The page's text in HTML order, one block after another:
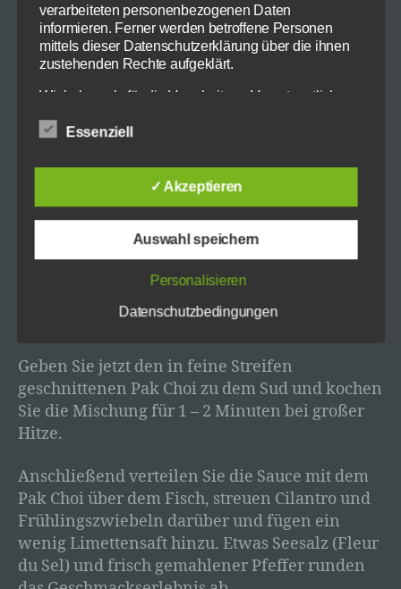
1 fein geschnittene Frühlingszwiebel
1 Limette
Nach ein paar Minuten fügen sie Kokosmilch,
Wenn der Zucker sich unter Rühren aufgelöst
hat, reduzieren Sie die Hitze und fügen dem
köchelnden Sud die Fischfilets hinzu.
Wenn der Fisch gar ist (nach 6-8 Minuten)
entnehmen Sie ihn und geben ihn in
vorgewärmte Teller.
Geben Sie jetzt den in feine Streifen
geschnittenen Pak Choi zu dem Sud und kochen
Sie die Mischung für 1 – 2 Minuten bei großer
Hitze.
Anschließend verteilen Sie die Sauce mit dem
Pak Choi über dem Fisch, streuen Cilantro und
Frühlingszwiebeln darüber und fügen ein
wenig Limettensaft hinzu. Etwas Seesalz (Fleur
du Sel) und frisch gemahlener Pfeffer runden
verarbeiteten personenbezogenen Daten
informieren. Ferner werden betroffene Personen
mittels dieser Datenschutzerklärung über die ihnen
zustehenden Rechte aufgeklärt.
Wir haben als für die Verarbeitung Verantwortlicher
Maßnahmen umgesetzt, um einen möglichst
verarbeiteten personenbezogenen Daten
sicherzustellen. Dennoch können Internetbasierte
Datenübertragungen grundsätzlich
Sicherheitslücken aufweisen, sodass ein absoluter
Schutz nicht gewährleistet werden kann. Aus diesem
Grund steht es jeder betroffenen Person frei,
personenbezogene Daten auch auf alternativen
Die Datenschutzerklärung beruht auf den
Begrifflichkeiten, die durch den Europäischen
Richtlinien- und Verordnungsgeber beim Erlass der
Datenschutz-Grundverordnung (DS-GVO)
verwendet wurden. Unsere Datenschutzerklärung
Kunden und Geschäftspartner einfach lesbar und
verständlich sein. Um dies zu gewährleisten,
möchten wir vorab die verwendeten Begrifflichkeiten
erläutern.
Wir verwenden in dieser Datenschutzerklärung unter
anderem die folgenden Begriffe:
Essenziell
✓ Akzeptieren
Auswahl speichern
Personalisieren
Datenschutzbedingungen